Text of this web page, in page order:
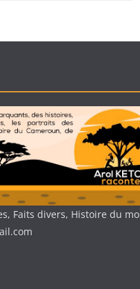
Faits divers, Histoire du